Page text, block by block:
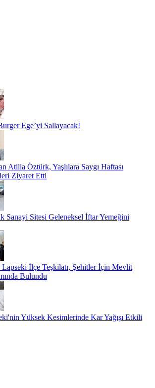
Ege’yi Sallayacak!
Atilla Öztürk, Yaşlılara Saygı Haftası
Ziyaret Etti
Sanayi Sitesi Geleneksel İftar Yemeğini
İlçe Teşkilatı, Şehitler İçin Mevlit
Bulundu
Yüksek Kesimlerinde Kar Yağışı Etkili